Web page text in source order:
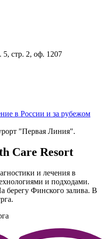
стр. 2, оф. 1207
в России и за рубежом
"Первая Линия".
Care Resort
и лечения в
и подходами.
берегу Финского залива. В